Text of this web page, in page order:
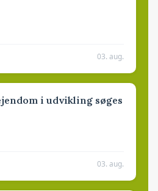
03. aug.
i udvikling søges
03. aug.